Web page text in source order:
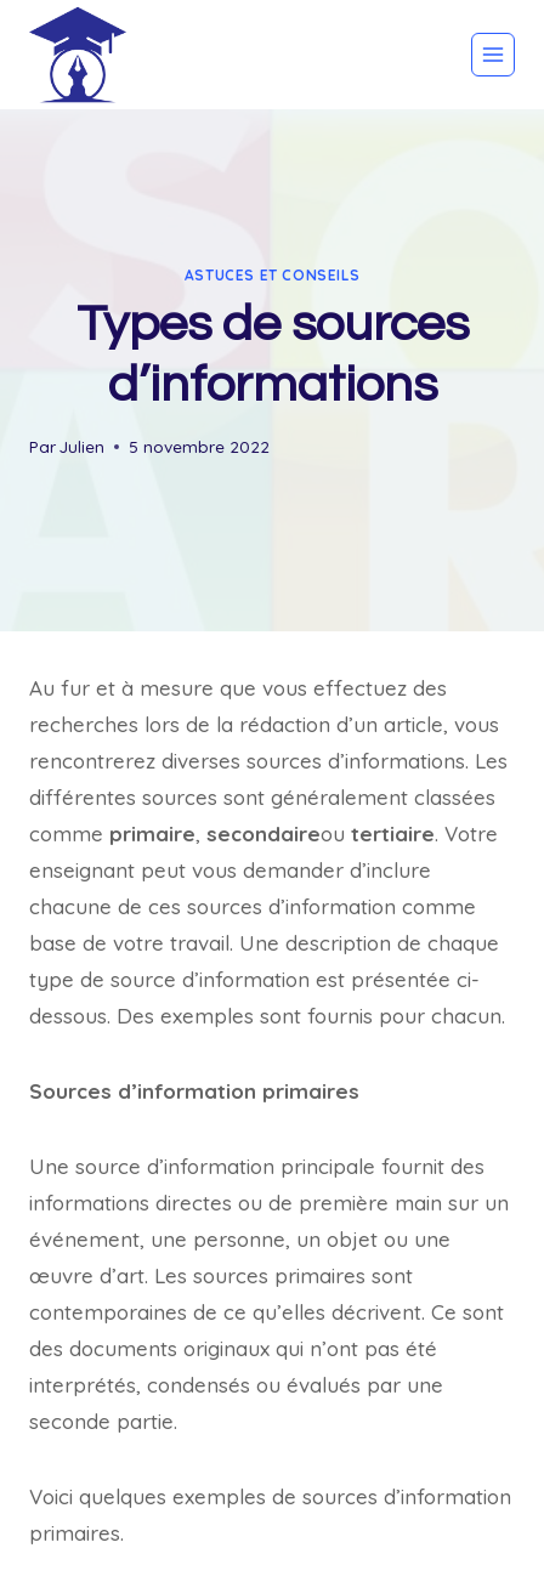
content
ASTUCES ET CONSEILS
Types de sources
d’informations
ParJulien 5 novembre 2022
Au fur et à mesure que vous effectuez des
recherches lors de la rédaction d’un article, vous
rencontrerez diverses sources d’informations. Les
différentes sources sont généralement classées
comme primaire, secondaireou tertiaire. Votre
enseignant peut vous demander d’inclure
chacune de ces sources d’information comme
base de votre travail. Une description de chaque
type de source d’information est présentée ci-
dessous. Des exemples sont fournis pour chacun.
Sources d’information primaires
Une source d’information principale fournit des
informations directes ou de première main sur un
événement, une personne, un objet ou une
œuvre d’art. Les sources primaires sont
contemporaines de ce qu’elles décrivent. Ce sont
des documents originaux qui n’ont pas été
interprétés, condensés ou évalués par une
seconde partie.
Voici quelques exemples de sources d’information
primaires.